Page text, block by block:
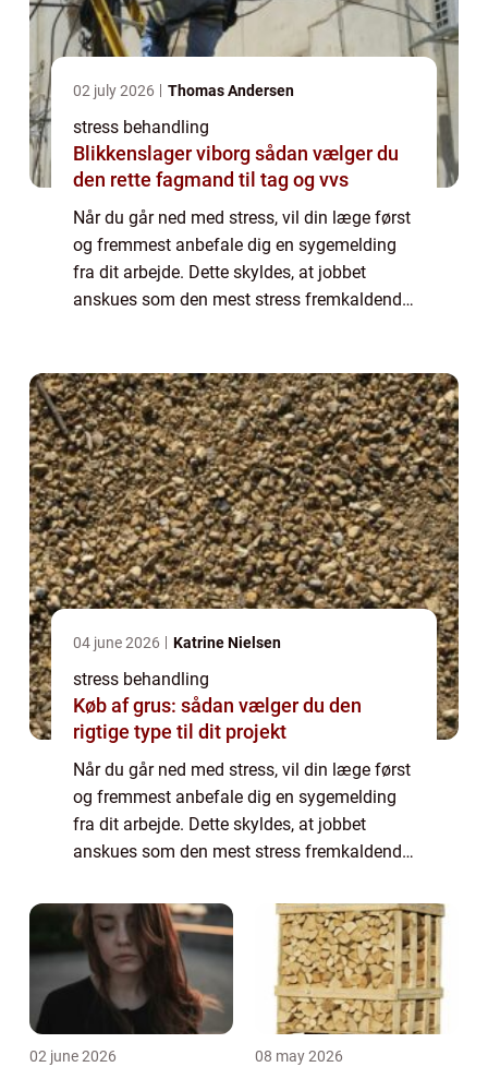
02 july 2026 Thomas Andersen
stress behandling
Blikkenslager viborg sådan vælger du
den rette fagmand til tag og vvs
Når du går ned med stress, vil din læge først
og fremmest anbefale dig en sygemelding
fra dit arbejde. Dette skyldes, at jobbet
anskues som den mest stress fremkaldende
04 june 2026 Katrine Nielsen
stress behandling
Køb af grus: sådan vælger du den
rigtige type til dit projekt
Når du går ned med stress, vil din læge først
og fremmest anbefale dig en sygemelding
fra dit arbejde. Dette skyldes, at jobbet
anskues som den mest stress fremkaldende
ramt har brug for at geare ned og ta...
02 june 2026 08 may 2026